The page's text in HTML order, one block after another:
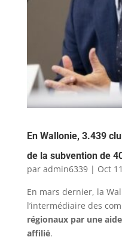
En Wallonie, 3.439
de la subvention de
par admin6339| Oct
En mars dernier, la
l’intermédiaire des
régionaux par une
affilié.